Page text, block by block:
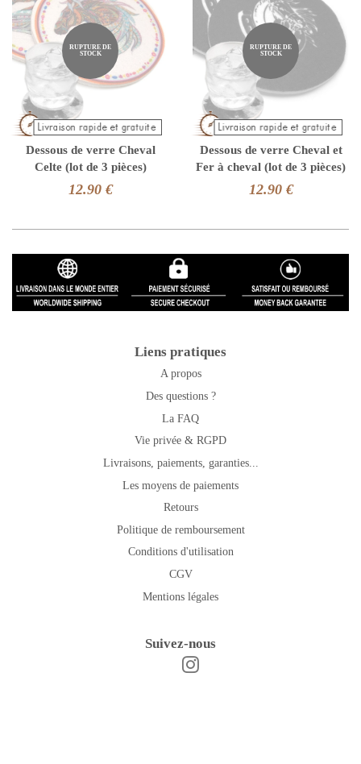
RUPTURE DE
STOCK
Dessous de verre Cheval
Celte (lot de 3 pièces)
12.90 €
RUPTURE DE
STOCK
Dessous de verre Cheval et
Fer à cheval (lot de 3 pièces)
12.90 €
Liens pratiques
A propos
Des questions ?
La FAQ
Vie privée & RGPD
Livraisons, paiements, garanties...
Les moyens de paiements
Retours
Politique de remboursement
Conditions d'utilisation
CGV
Mentions légales
Suivez-nous
Facebook